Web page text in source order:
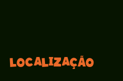
Localização